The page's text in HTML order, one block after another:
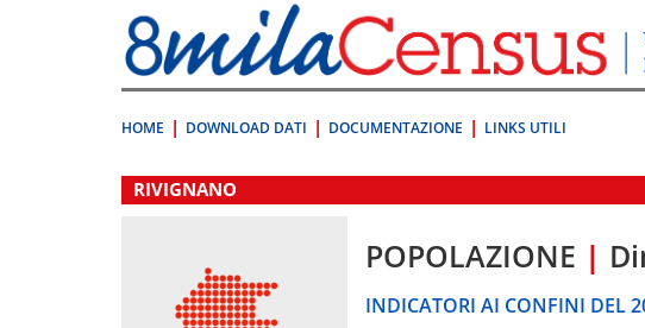
direttamente
a:
Contenuto
HOME DOWNLOAD DATI DOCUMENTAZIONE LINKS UTILI
.
RIVIGNANO
POPOLAZIONE |
INDICATORI AI CONFINI DEL